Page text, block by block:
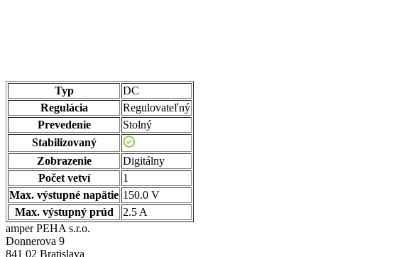
Typ
DC
Regulácia
Regulovateľný
Prevedenie
Stolný
Stabilizovaný
Zobrazenie
Digitálny
Počet vetví
1
Max. výstupné napätie 150.0 V
Max. výstupný prúd
2.5 A
amper PEHA s.r.o.
Donnerova 9
841 02 Bratislava